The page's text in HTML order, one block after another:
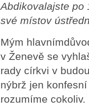
Abdikovalajste po
své místov
Mým
v Ženevě se
rady církvi v
nýbrž jen
rozumíme cokoliv.